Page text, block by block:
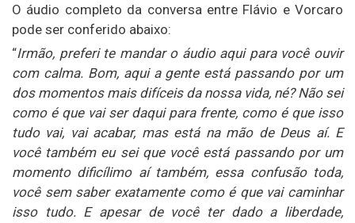
O áudio completo da conversa entre Flávio e Vorcaro
pode ser conferido abaixo:
“Irmão, preferi te mandar o áudio aqui para você ouvir
com calma. Bom, aqui a gente está passando por um
dos momentos mais difíceis da nossa vida, né? Não sei
como é que vai ser daqui para frente, como é que isso
tudo vai, vai acabar, mas está na mão de Deus aí. E
você também eu sei que você está passando por um
momento dificílimo aí também, essa confusão toda,
você sem saber exatamente como é que vai caminhar
isso tudo. E apesar de você ter dado a liberdade,